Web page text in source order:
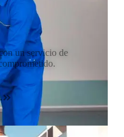
un servicio de